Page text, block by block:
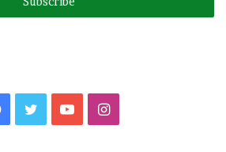
Facebook
TwitterYouTubeInstagram